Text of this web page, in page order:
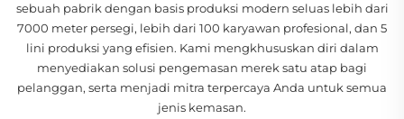
sebuah pabrik dengan basis produksi modern seluas lebih dari
7000 meter persegi, lebih dari 100 karyawan profesional, dan 5
lini produksi yang efisien. Kami mengkhususkan diri dalam
menyediakan solusi pengemasan merek satu atap bagi
pelanggan, serta menjadi mitra terpercaya Anda untuk semua
jenis kemasan.